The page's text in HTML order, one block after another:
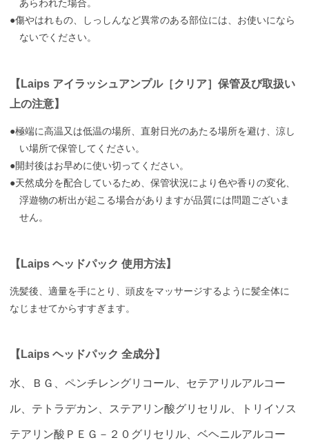
あらわれた場合。
●傷やはれもの、しっしんなど異常のある部位には、お使いになら
ないでください。
【Laips アイラッシュアンプル［クリア］保管及び取扱い
上の注意】
●極端に高温又は低温の場所、直射日光のあたる場所を避け、涼し
い場所で保管してください。
●開封後はお早めに使い切ってください。
●天然成分を配合しているため、保管状況により色や香りの変化、
浮遊物の析出が起こる場合がありますが品質には問題ございま
せん。
【Laips ヘッドパック 使用方法】
洗髪後、適量を手にとり、頭皮をマッサージするように髪全体に
なじませてからすすぎます。
【Laips ヘッドパック 全成分】
水、ＢＧ、ペンチレングリコール、セテアリルアルコー
ル、テトラデカン、ステアリン酸グリセリル、トリイソス
テアリン酸ＰＥＧ－２０グリセリル、ベヘニルアルコー